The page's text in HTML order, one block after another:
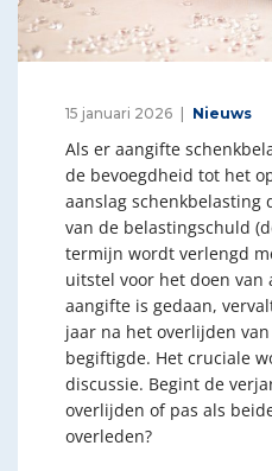
15 januari 2026 Nieuws
Als er aangifte
de bevoegdheid tot het
aanslag schenkbelasting
van de belastingschuld
termijn wordt verlengd
uitstel voor het doen van
aangifte is gedaan,
jaar na het overlijden
begiftigde. Het cruciale
discussie. Begint de
overlijden of pas als
overleden?